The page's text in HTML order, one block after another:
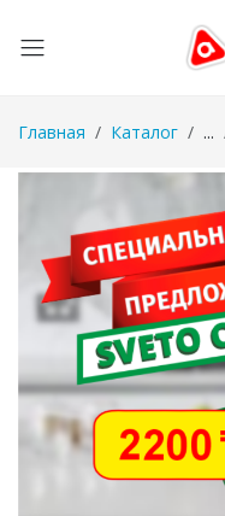
Главная Каталог ...